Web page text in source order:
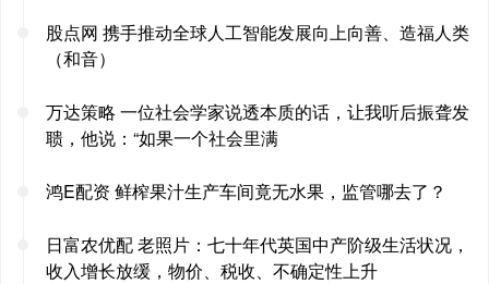
股点网 携手推动全球人工智能发展向上向善、造福人类
（和音）
万达策略 一位社会学家说透本质的话，让我听后振聋发
聩，他说：“如果一个社会里满
鸿E配资 鲜榨果汁生产车间竟无水果，监管哪去了？
日富农优配 老照片：七十年代英国中产阶级生活状况，
收入增长放缓，物价、税收、不确定性上升